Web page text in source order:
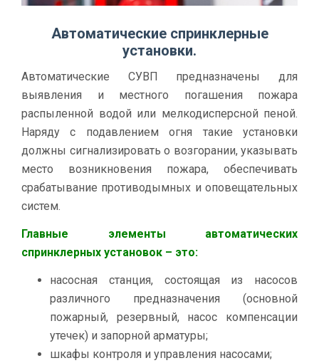
Автоматические спринклерные
установки.
Автоматические СУВП предназначены для
выявления и местного погашения пожара
распыленной водой или мелкодисперсной пеной.
Наряду с подавлением огня такие установки
должны сигнализировать о возгорании, указывать
место возникновения пожара, обеспечивать
срабатывание противодымных и оповещательных
систем.
Главные элементы автоматических
спринклерных установок – это:
насосная станция, состоящая из насосов
различного предназначения (основной
пожарный, резервный, насос компенсации
утечек) и запорной арматуры;
шкафы контроля и управления насосами;